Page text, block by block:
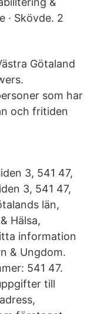
· Skövde. 2
Götaland
som har
och fritiden
3, 541 47,
3, 541 47,
län,
Hälsa,
information
& Ungdom.
541 47.
till